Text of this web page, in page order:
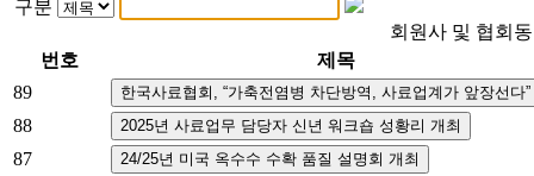
구분
회원사 및 협회
번호
제목
89
88
87